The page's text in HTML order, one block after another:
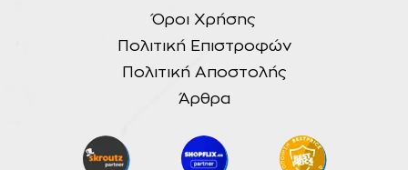
Όροι Χρήσης
Πολιτική Επιστροφών
Πολιτική Αποστολής
Άρθρα